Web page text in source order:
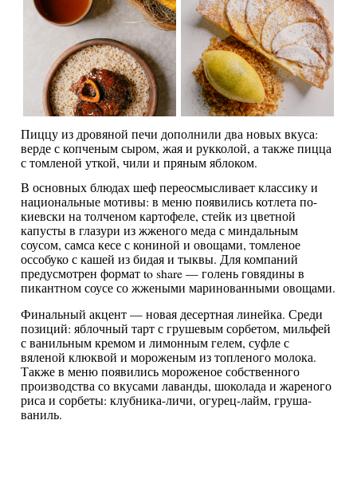
Пиццу из дровяной печи дополнили два новых вкуса:
верде с копченым сыром, жая и рукколой, а также пицца
с томленой уткой, чили и пряным яблоком.
В основных блюдах шеф переосмысливает классику и
национальные мотивы: в меню появились котлета по-
киевски на толченом картофеле, стейк из цветной
капусты в глазури из жженого меда с миндальным
соусом, самса кесе с кониной и овощами, томленое
оссобуко с кашей из бидая и тыквы. Для компаний
предусмотрен формат to share — голень говядины в
пикантном соусе со жжеными маринованными овощами.
Финальный акцент — новая десертная линейка. Среди
позиций: яблочный тарт с грушевым сорбетом, мильфей
с ванильным кремом и лимонным гелем, суфле с
вяленой клюквой и мороженым из топленого молока.
Также в меню появились мороженое собственного
производства со вкусами лаванды, шоколада и жареного
риса и сорбеты: клубника-личи, огурец-лайм, груша-
ваниль.